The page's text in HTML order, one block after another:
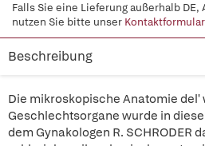
Falls Sie eine Lieferung außerhalb DE,
nutzen Sie bitte unser Kontaktformular
Beschreibung
Die mikroskopische Anatomie del'
Geschlechtsorgane wurde in
dem Gynakologen R. SCHRODER